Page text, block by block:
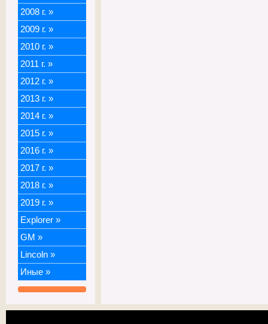
2008 г. »
2009 г. »
2010 г. »
2011 г. »
2012 г. »
2013 г. »
2014 г. »
2015 г. »
2016 г. »
2017 г. »
2018 г. »
2019 г. »
Explorer »
GM »
Lincoln »
Иные »